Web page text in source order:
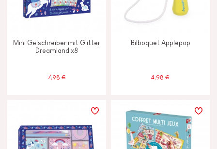
Mini Gelschreiber mit Glitter
Dreamland x8
7,98 €
Bilboquet Applepop
4,98 €